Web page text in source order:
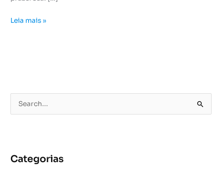
Leia mais »
e
iCategorias